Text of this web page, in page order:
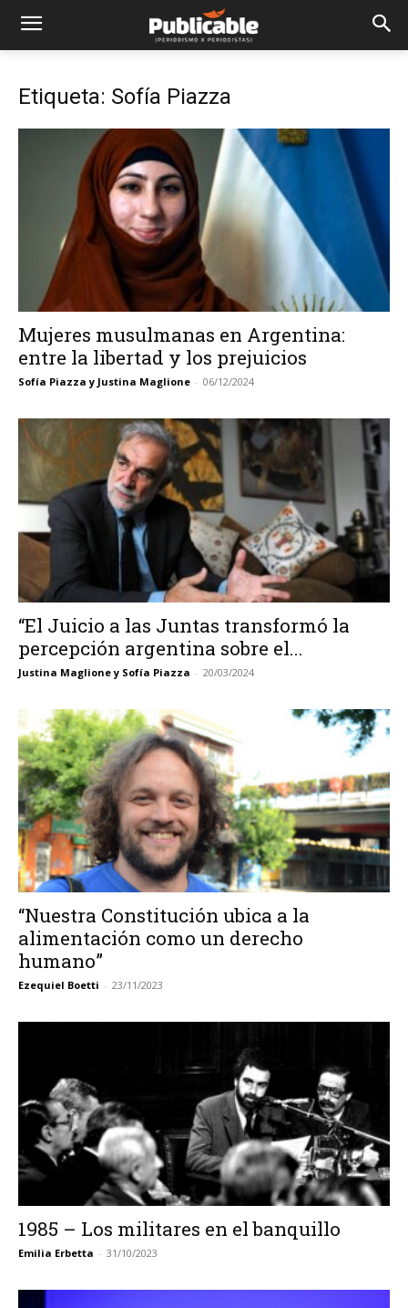
Etiqueta: Sofía Piazza
Mujeres musulmanas en Argentina:
entre la libertad y los prejuicios
Sofía Piazza y Justina Maglione - 06/12/2024
“El Juicio a las Juntas transformó la
percepción argentina sobre el...
Justina Maglione y Sofía Piazza - 20/03/2024
“Nuestra Constitución ubica a la
alimentación como un derecho
humano”
Ezequiel Boetti - 23/11/2023
1985 – Los militares en el banquillo
Emilia Erbetta - 31/10/2023